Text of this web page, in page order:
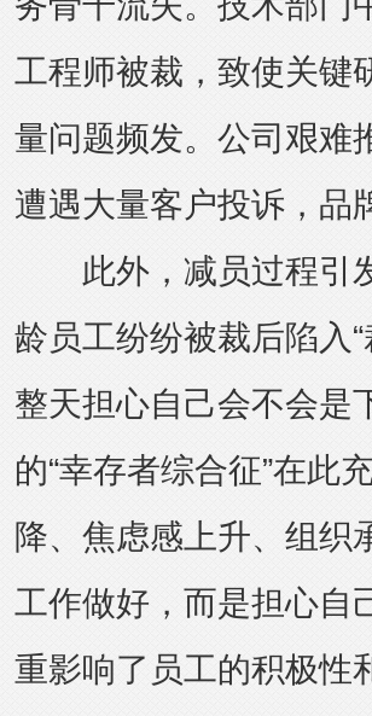
工程师被裁，致使关键
量问题频发。公司艰难
遭遇大量客户投诉，品
此外，减员过程引发
龄员工纷纷被裁后陷入
整天担心自己会不会是
的“幸存者综合征”在此
降、焦虑感上升、组织
工作做好，而是担心自
重影响了员工的积极性